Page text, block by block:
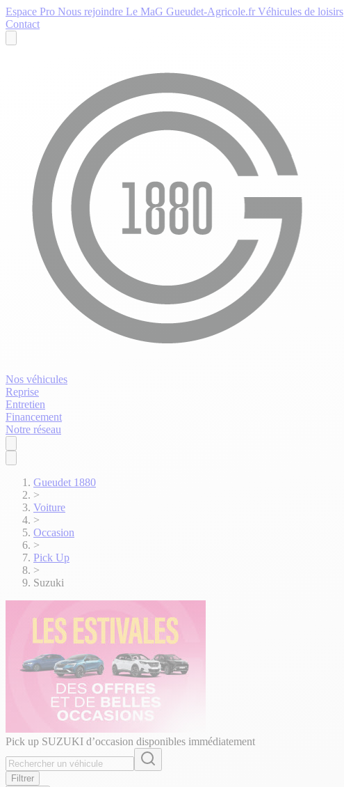
Espace Pro Nous rejoindre Le MaG Gueudet-Agricole.fr Véhicules de loisirs
Contact
Nos véhicules
Reprise
Entretien
Financement
Notre réseau
Gueudet 1880
>
Voiture
>
Occasion
>
Pick Up
>
Suzuki
Pick up SUZUKI d’occasion disponibles immédiatement
Filtrer